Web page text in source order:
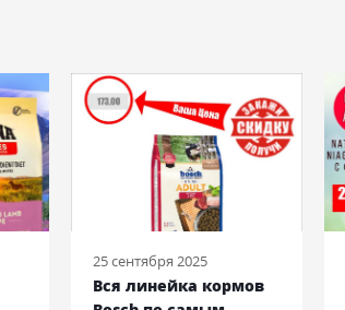
25 сентября 2025
Вся линейка кормов